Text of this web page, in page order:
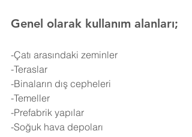
Genel olarak kullanım alanları;
-Çatı arasındaki zeminler
-Teraslar
-Binaların dış cepheleri
-Temeller
-Prefabrik yapılar
-Soğuk hava depoları